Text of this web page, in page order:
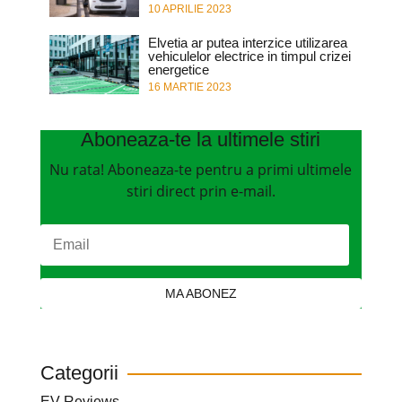
10 APRILIE 2023
Elvetia ar putea interzice utilizarea
vehiculelor electrice in timpul crizei
energetice
16 MARTIE 2023
Aboneaza-te la ultimele stiri
Nu rata! Aboneaza-te pentru a primi ultimele
stiri direct prin e-mail.
MA ABONEZ
Categorii